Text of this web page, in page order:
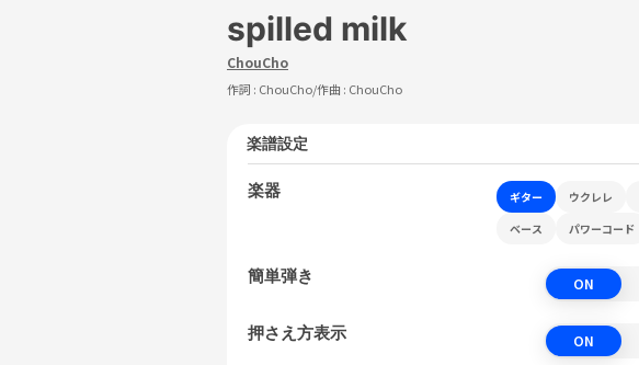
spilled milk
ChouCho
作詞 : ChouCho/作曲 : ChouCho
楽譜設定
楽器 ギター ウクレレ
ベース
パワーコード
簡単弾き ON
押さえ方表示 ON